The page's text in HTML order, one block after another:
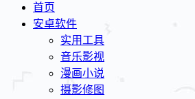
首页
安卓软件
实用工具
音乐影视
漫画小说
摄影修图